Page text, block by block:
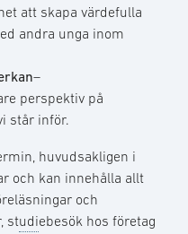
att skapa värdefulla
andra unga inom
–
perspektiv på
står inför.
huvudsakligen i
och kan innehålla allt
och
studiebesök hos företag